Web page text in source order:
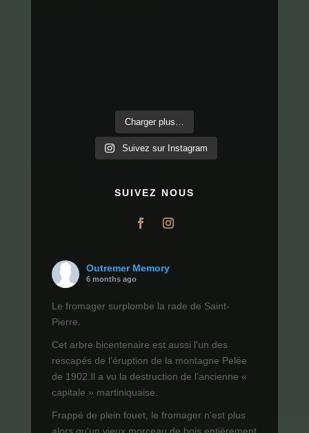
Charger plus…
Suivez sur Instagram
SUIVEZ NOUS
Outremer Memory
6 months ago
Le fromager surplombe la rade de Saint-
Pierre.
Cet arbre bicentenaire est aussi l'un des
rescapés de l’éruption de la montagne Pelée
de 1902.Il a vu la destruction de l’ancienne «
capitale » martiniquaise.
Frappé de plein fouet, le fromager n'est plus